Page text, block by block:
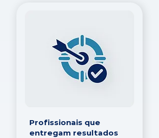
Profissionais que
entregam resultados